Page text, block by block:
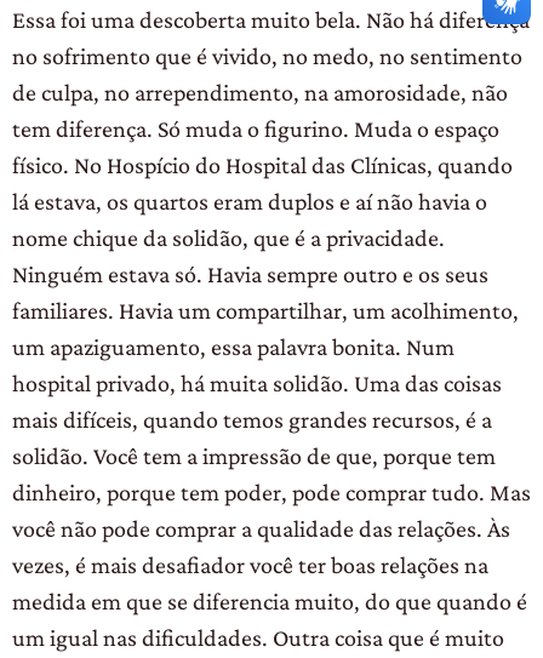
Essa foi uma descoberta muito bela. Não há diferença
no sofrimento que é vivido, no medo, no sentimento
de culpa, no arrependimento, na amorosidade, não
tem diferença. Só muda o figurino. Muda o espaço
físico. No Hospício do Hospital das Clínicas, quando
lá estava, os quartos eram duplos e aí não havia o
nome chique da solidão, que é a privacidade.
Ninguém estava só. Havia sempre outro e os seus
familiares. Havia um compartilhar, um acolhimento,
um apaziguamento, essa palavra bonita. Num
hospital privado, há muita solidão. Uma das coisas
mais difíceis, quando temos grandes recursos, é a
solidão. Você tem a impressão de que, porque tem
dinheiro, porque tem poder, pode comprar tudo. Mas
você não pode comprar a qualidade das relações. Às
vezes, é mais desafiador você ter boas relações na
medida em que se diferencia muito, do que quando é
um igual nas dificuldades. Outra coisa que é muito